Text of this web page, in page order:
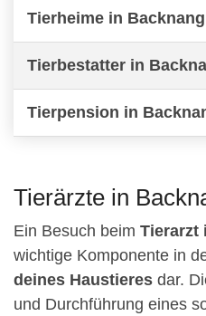
Tierheime in Backnang
Tierbestatter in
Tierpension in
Tierärzte in
Ein Besuch beim Tierarzt
wichtige Komponente in
deines Haustieres dar.
und Durchführung eines